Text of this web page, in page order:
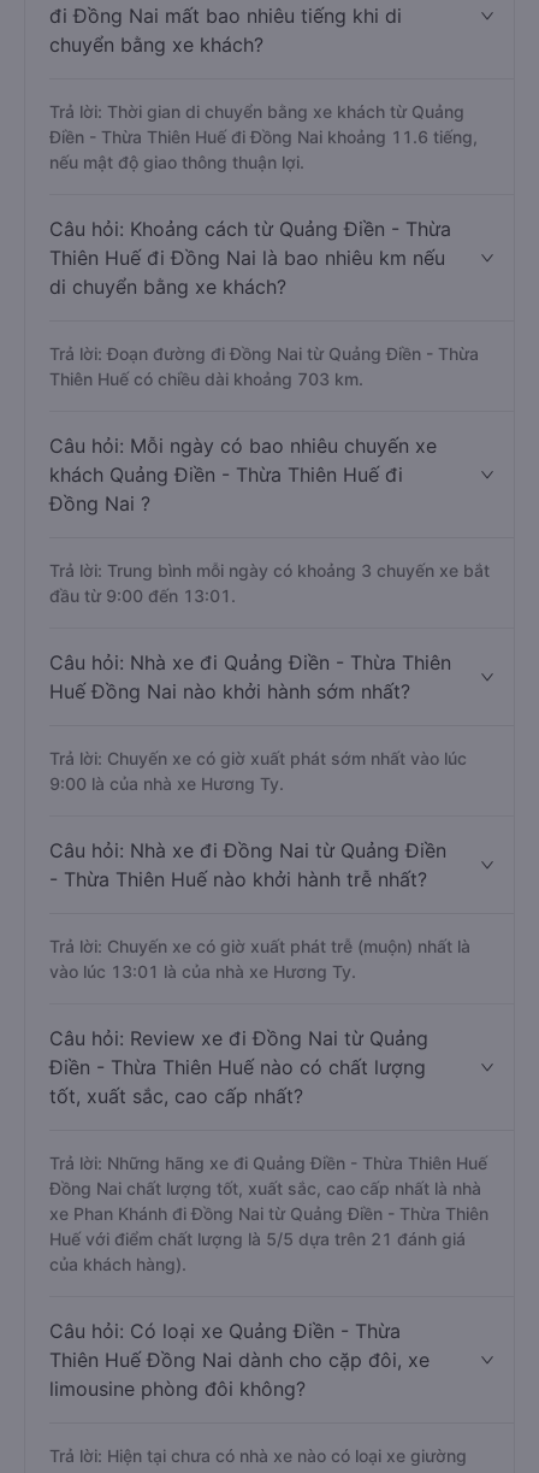
đi Đồng Nai mất bao nhiêu tiếng khi di
chuyển bằng xe khách?
Trả lời: Thời gian di chuyển bằng xe khách từ Quảng
Điền - Thừa Thiên Huế đi Đồng Nai khoảng 11.6 tiếng,
nếu mật độ giao thông thuận lợi.
Câu hỏi: Khoảng cách từ Quảng Điền - Thừa
Thiên Huế đi Đồng Nai là bao nhiêu km nếu
di chuyển bằng xe khách?
Trả lời: Đoạn đường đi Đồng Nai từ Quảng Điền - Thừa
Thiên Huế có chiều dài khoảng 703 km.
Câu hỏi: Mỗi ngày có bao nhiêu chuyến xe
khách Quảng Điền - Thừa Thiên Huế đi
Đồng Nai ?
Trả lời: Trung bình mỗi ngày có khoảng 3 chuyến xe bắt
đầu từ 9:00 đến 13:01.
Câu hỏi: Nhà xe đi Quảng Điền - Thừa Thiên
Huế Đồng Nai nào khởi hành sớm nhất?
Trả lời: Chuyến xe có giờ xuất phát sớm nhất vào lúc
9:00 là của nhà xe Hương Ty.
Câu hỏi: Nhà xe đi Đồng Nai từ Quảng Điền
- Thừa Thiên Huế nào khởi hành trễ nhất?
Trả lời: Chuyến xe có giờ xuất phát trễ (muộn) nhất là
vào lúc 13:01 là của nhà xe Hương Ty.
Câu hỏi: Review xe đi Đồng Nai từ Quảng
Điền - Thừa Thiên Huế nào có chất lượng
tốt, xuất sắc, cao cấp nhất?
Trả lời: Những hãng xe đi Quảng Điền - Thừa Thiên Huế
Đồng Nai chất lượng tốt, xuất sắc, cao cấp nhất là nhà
xe Phan Khánh đi Đồng Nai từ Quảng Điền - Thừa Thiên
Huế với điểm chất lượng là 5/5 dựa trên 21 đánh giá
của khách hàng).
Câu hỏi: Có loại xe Quảng Điền - Thừa
Thiên Huế Đồng Nai dành cho cặp đôi, xe
limousine phòng đôi không?
Trả lời: Hiện tại chưa có nhà xe nào có loại xe giường